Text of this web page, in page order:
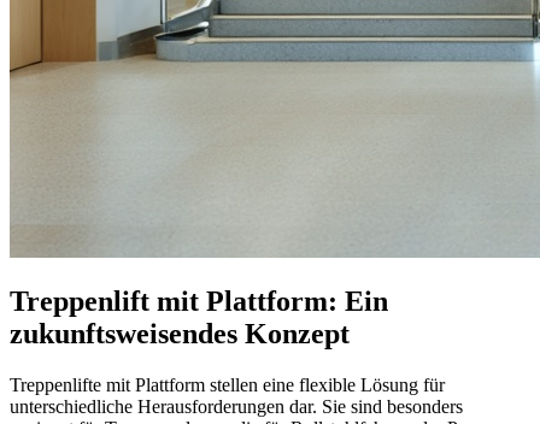
Treppenlift mit Plattform: Ein
zukunftsweisendes Konzept
Treppenlifte mit Plattform stellen eine flexible Lösung für
unterschiedliche Herausforderungen dar. Sie sind besonders